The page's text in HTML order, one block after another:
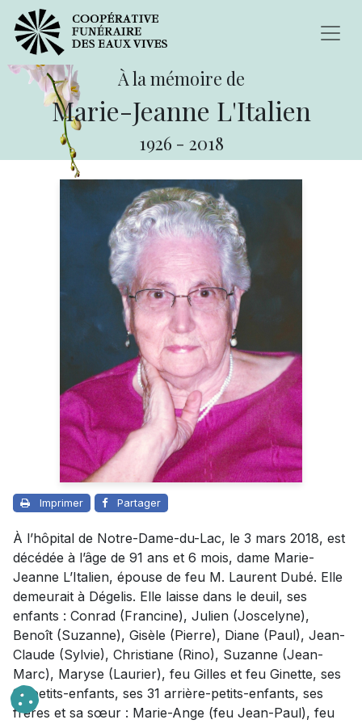
À la mémoire de
Marie-Jeanne L'Italien
1926 - 2018
Imprimer Partager
À l’hôpital de Notre-Dame-du-Lac, le 3 mars 2018, est
décédée à l’âge de 91 ans et 6 mois, dame Marie-
Jeanne L’Italien, épouse de feu M. Laurent Dubé. Elle
demeurait à Dégelis. Elle laisse dans le deuil, ses
enfants : Conrad (Francine), Julien (Joscelyne),
Benoît (Suzanne), Gisèle (Pierre), Diane (Paul), Jean-
Claude (Sylvie), Christiane (Rino), Suzanne (Jean-
Marc), Maryse (Laurier), feu Gilles et feu Ginette, ses
18 petits-enfants, ses 31 arrière-petits-enfants, ses
frères et sa sœur : Marie-Ange (feu Jean-Paul), feu